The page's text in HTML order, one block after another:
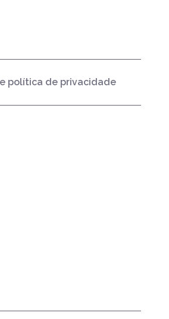
política de privacidade